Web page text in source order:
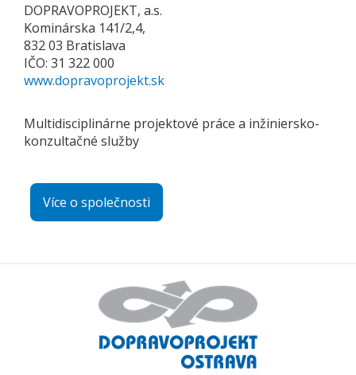
DOPRAVOPROJEKT, a.s.
Kominárska 141/2,4,
832 03 Bratislava
IČO: 31 322 000
www.dopravoprojekt.sk
Multidisciplinárne projektové práce a inžiniersko-
konzultačné služby
Více o společnosti